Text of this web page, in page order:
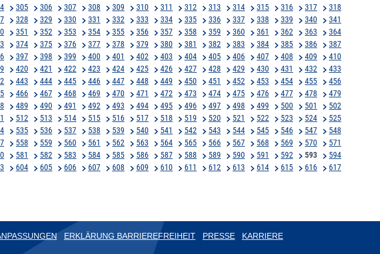
305 306 307 308 309 310 311 312 313 314 315 316 317
318
328 329 330 331 332 333 334 335 336 337 338 339 340
341
351 352 353 354 355 356 357 358 359 360 361 362 363
364
374 375 376 377 378 379 380 381 382 383 384 385 386
387
397 398 399 400 401 402 403 404 405 406 407 408 409
410
420 421 422 423 424 425 426 427 428 429 430 431 432
433
443 444 445 446 447 448 449 450 451 452 453 454 455
456
466 467 468 469 470 471 472 473 474 475 476 477 478
479
489 490 491 492 493 494 495 496 497 498 499 500 501
502
512 513 514 515 516 517 518 519 520 521 522 523 524
525
535 536 537 538 539 540 541 542 543 544 545 546 547
548
558 559 560 561 562 563 564 565 566 567 568 569 570
571
581 582 583 584 585 586 587 588 589 590 591 592 593
594
604 605 606 607 608 609 610 611 612 613 614 615 616
617
ERKLÄRUNG BARRIEREFREIHEIT PRESSE
KARRIERE